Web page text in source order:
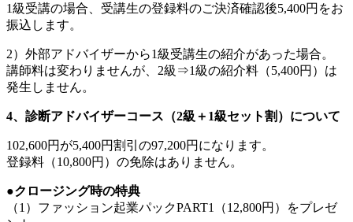
1級受講の場合、受講生の登録料のご決済確認後5,400円をお
振込します。
2）外部アドバイザーから1級受講生の紹介があった場合。
講師料は変わりませんが、2級⇒1級の紹介料（5,400円）は
発生しません。
4、診断アドバイザーコース（2級＋1級セット割）について
102,600円が5,400円割引の97,200円になります。
登録料（10,800円）の免除はありません。
●クロージング時の特典
（1）ファッション起業パックPART1（12,800円）をプレゼ